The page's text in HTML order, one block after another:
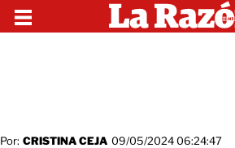
Por: CRISTINA CEJA 09/05/2024 06:24:47